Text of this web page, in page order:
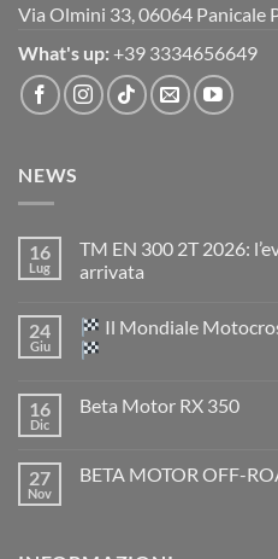
Via Olmini 33, 06064 Panicale
What's up: +39 3334656649
NEWS
16
Lug
TM EN 300 2T 2026:
arrivata
su
TM
EN
2026:
è
arrivata
24
Giu
Il Mondiale
su
Motocross
è
16
Dic
Beta Motor RX 350
Beta
27
Nov
BETA MOTOR OFF-